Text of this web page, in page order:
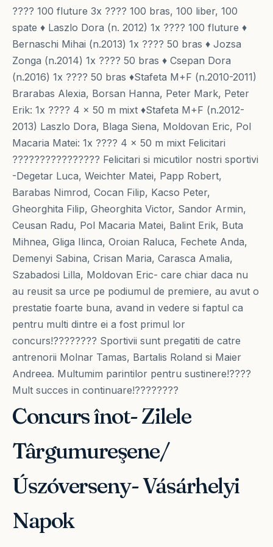
???? 100 fluture 3x ???? 100 bras, 100 liber, 100
spate ♦ Laszlo Dora (n. 2012) 1x ???? 100 fluture ♦
Bernaschi Mihai (n.2013) 1x ???? 50 bras ♦ Jozsa
Zonga (n.2014) 1x ???? 50 bras ♦ Csepan Dora
(n.2016) 1x ???? 50 bras ♦Stafeta M+F (n.2010-2011)
Brarabas Alexia, Borsan Hanna, Peter Mark, Peter
Erik: 1x ???? 4 x 50 m mixt ♦Stafeta M+F (n.2012-
2013) Laszlo Dora, Blaga Siena, Moldovan Eric, Pol
Macaria Matei: 1x ???? 4 x 50 m mixt Felicitari
???????????????? Felicitari si micutilor nostri sportivi
-Degetar Luca, Weichter Matei, Papp Robert,
Barabas Nimrod, Cocan Filip, Kacso Peter,
Gheorghita Filip, Gheorghita Victor, Sandor Armin,
Ceusan Radu, Pol Macaria Matei, Balint Erik, Buta
Mihnea, Gliga Ilinca, Oroian Raluca, Fechete Anda,
Demenyi Sabina, Crisan Maria, Carasca Amalia,
Szabadosi Lilla, Moldovan Eric- care chiar daca nu
au reusit sa urce pe podiumul de premiere, au avut o
prestatie foarte buna, avand in vedere si faptul ca
pentru multi dintre ei a fost primul lor
concurs!???????? Sportivii sunt pregatiti de catre
antrenorii Molnar Tamas, Bartalis Roland si Maier
Andreea. Multumim parintilor pentru sustinere!????
Mult succes in continuare!????????
Concurs înot- Zilele
Târgumureşene/
Úszóverseny- Vásárhelyi
Napok